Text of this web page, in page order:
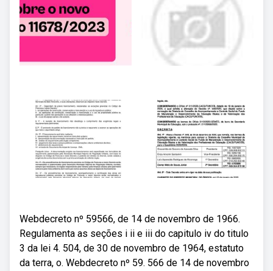
Webdecreto nº 59566, de 14 de novembro de 1966.
Regulamenta as seções i ii e iii do capitulo iv do titulo
3 da lei 4. 504, de 30 de novembro de 1964, estatuto
da terra, o. Webdecreto nº 59. 566 de 14 de novembro